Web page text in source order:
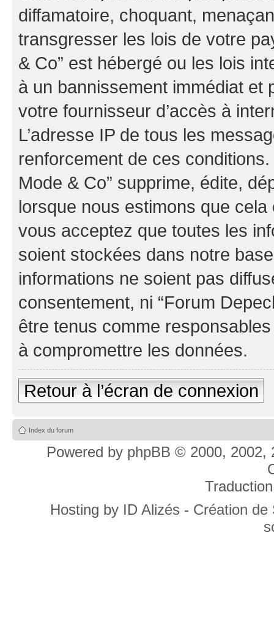
diffamatoire, choquant,
transgresser les lois de votre
& Co” est hébergé ou les lois
à un bannissement immédiat et
votre fournisseur d’accès à
L’adresse IP de tous les
renforcement de ces
Mode & Co” supprime, édite,
lorsque nous estimons que cela
vous acceptez que toutes les
soient stockées dans notre
informations ne soient pas
consentement, ni “Forum
être tenus comme
à compromettre les données.
Retour à l’écran de connexion
Index du forum
Powered by phpBB © 2000, 2002,
Hosting by ID Alizés - Création